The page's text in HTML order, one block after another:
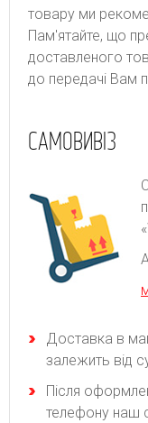
товару ми
Пам'ятайте, що
доставленого
до передачі Вам
САМОВИВІЗ
Доставка в
залежить від
Після
телефону наш